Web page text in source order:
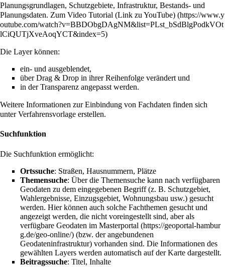
Planungsgrundlagen, Schutzgebiete, Infrastruktur, Bestands- und
Planungsdaten. Zum Video Tutorial (Link zu YouTube)
Die Layer können:
ein- und ausgeblendet,
über Drag & Drop in ihrer Reihenfolge verändert und
in der Transparenz angepasst werden.
Weitere Informationen zur Einbindung von Fachdaten finden sich
unterVerfahrensvorlage erstellen.
Suchfunktion
Die Suchfunktion ermöglicht:
Ortssuche: Straßen, Hausnummern, Plätze
Themensuche: Über die Themensuche kann nach verfügbaren
Geodaten zu dem eingegebenen Begriff (z. B. Schutzgebiet,
Wahlergebnisse, Einzugsgebiet, Wohnungsbau usw.) gesucht
werden. Hier können auch solche Fachthemen gesucht und
angezeigt werden, die nicht voreingestellt sind, aber als
verfügbare Geodaten im Masterportal
(bzw. der angebundenen
Geodateninfrastruktur) vorhanden sind. Die Informationen des
gewählten Layers werden automatisch auf der Karte dargestellt.
Beitragssuche: Titel, Inhalte